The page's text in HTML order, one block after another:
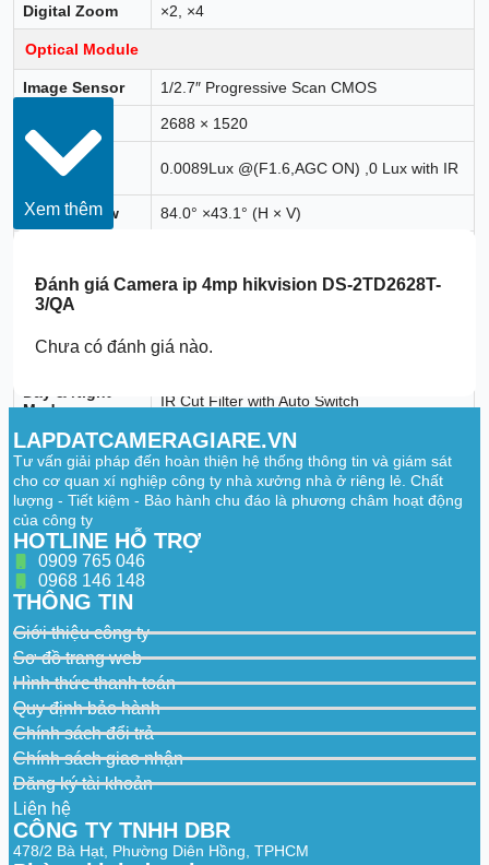
Digital Zoom ×2, ×4
Optical Module
Image Sensor 1/2.7″ Progressive Scan CMOS
2688 × 1520
Min.
Illumination
0.0089Lux @(F1.6,AGC ON) ,0 Lux with IR
Field of View 84.0° ×43.1° (H × V)
Shutter Speed 1 s to 1/100,000 s
White Balance
Lamp/Incandescent Lamp/Warm Light
Lamp/Natural Light
Mode
IR Cut Filter with Auto Switch
WDR 120 dB
Aperture F 1.6
Image Effect
Bi-spectrum
Image Fusion
Display the details of optical channel on
Target
Coloration
mode.
Illuminator
IR Distance Up to 30 m
IR Intensity and
Angle
Automatically adjusted
Audible and Visual Alarm
White Light
Range
Up to 30 m
Xem thêm
Đánh giáCamera ip 4mp hikvision DS-2TD2628T-
3/QA
Chưa có đánh giá nào.
LAPDATCAMERAGIARE.VN
Tư vấn giải pháp đến hoàn thiện hệ thống thông tin và giám sát
cho cơ quan xí nghiệp công ty nhà xưởng nhà ở riêng lẻ. Chất
lượng - Tiết kiệm - Bảo hành chu đáo là phương châm hoạt động
của công ty
HOTLINE HỖ TRỢ
0909 765 046
0968 146 148
THÔNG TIN
Giới thiệu công ty
Sơ đồ trang web
Hình thức thanh toán
Quy định bảo hành
Chính sách đổi trả
Chính sách giao nhận
Đăng ký tài khoản
Liên hệ
CÔNG TY TNHH DBR
478/2 Bà Hạt, Phường Diên Hồng, TPHCM